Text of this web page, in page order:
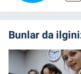
Bunlar da